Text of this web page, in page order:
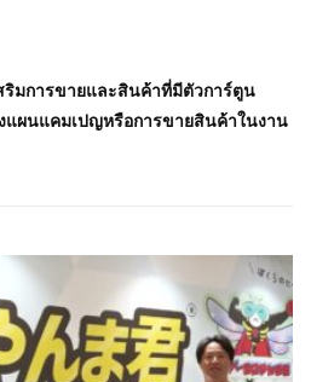
ริมการขายและสินค้าที่มีตัวการ์ตูน
ผนแคมเปญหรือการขายสินค้าในงาน